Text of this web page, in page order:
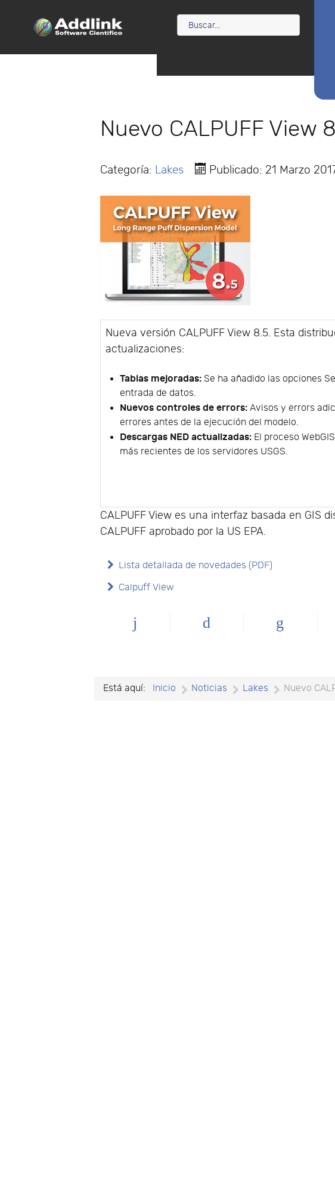
Nuevo CALPUFF View
Categoría: Lakes Publicado: 21 Marzo
Nueva versión CALPUFF View 8.5. Esta
actualizaciones:
Tablas mejoradas: Se ha añadido las opciones
entrada de datos.
Nuevos controles de errors: Avisos y errors
errores antes de la ejecución del modelo.
Descargas NED actualizadas: El proceso
más recientes de los servidores USGS.
CALPUFF View es una interfaz basada en GIS
CALPUFF aprobado por la US EPA.
Lista detallada de novedades (PDF)
Calpuff View
Está aquí: Inicio Noticias Lakes Nuevo